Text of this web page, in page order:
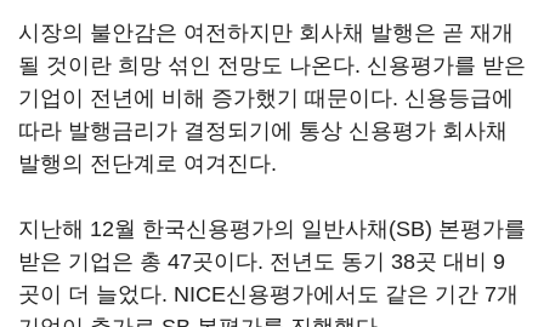
시장의 불안감은 여전하지만 회사채 발행은 곧 재개
될 것이란 희망 섞인 전망도 나온다. 신용평가를 받은
기업이 전년에 비해 증가했기 때문이다. 신용등급에
따라 발행금리가 결정되기에 통상 신용평가 회사채
발행의 전단계로 여겨진다.
지난해 12월 한국신용평가의 일반사채(SB) 본평가를
받은 기업은 총 47곳이다. 전년도 동기 38곳 대비 9
곳이 더 늘었다. NICE신용평가에서도 같은 기간 7개